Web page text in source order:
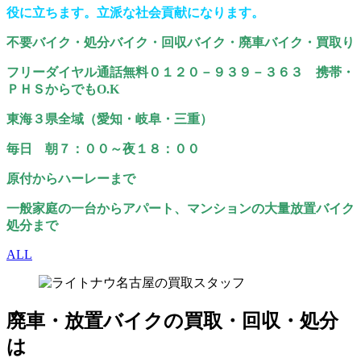
役に立ちます。立派な社会貢献になります。
不要バイク・処分バイク・回収バイク・廃車バイク・買取り
フリーダイヤル通話無料０１２０－９３９－３６３ 携帯・
ＰＨＳからでもO.K
東海３県全域（愛知・岐阜・三重）
毎日 朝７：００～夜１８：００
原付からハーレーまで
一般家庭の一台からアパート、マンションの大量放置バイク
処分まで
ALL
廃車・放置バイクの買取・回収・処分
は